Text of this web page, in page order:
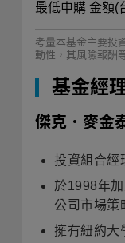
最低申購 金額(
考量本基金主要投
動性，其風險報酬
基金經
傑克．麥金
投資組合經
於1998年
公司市場策
擁有紐約大